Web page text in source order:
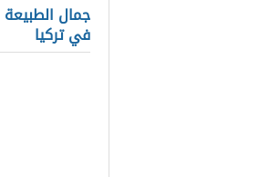
جمال الطبيعة
في تركيا